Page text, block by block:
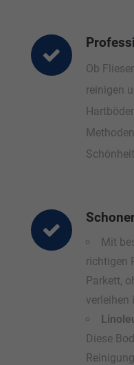
Ob
reinigen
Mit
richtigen
Parkett,
verleihen
Diese